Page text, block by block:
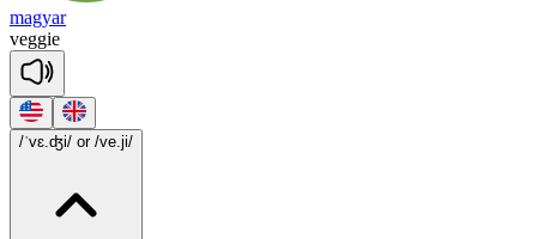
magyar
veggie
/ˈvɛ.ʤi/ or /ve.ji/